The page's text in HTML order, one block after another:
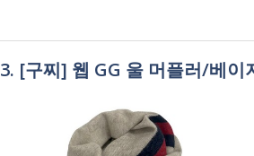
3. [구찌] 웹 GG 울 머플러/베이